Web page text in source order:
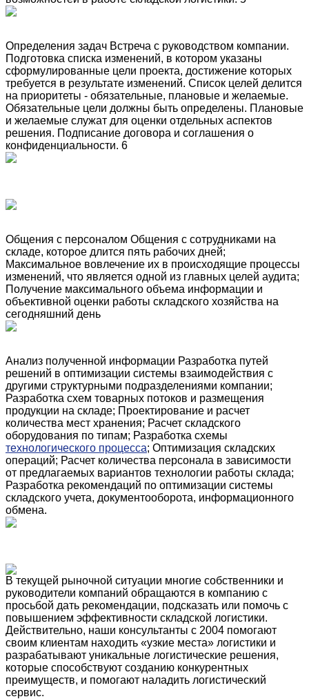
Определения задач Встреча с руководством компании.
Подготовка списка изменений, в котором указаны
сформулированные цели проекта, достижение которых
требуется в результате изменений. Список целей делится
на приоритеты - обязательные, плановые и желаемые.
Обязательные цели должны быть определены. Плановые
и желаемые служат для оценки отдельных аспектов
решения. Подписание договора и соглашения о
конфиденциальности. 6
Общения с персоналом Общения с сотрудниками на
складе, которое длится пять рабочих дней;
Максимальное вовлечение их в происходящие процессы
изменений, что является одной из главных целей аудита;
Получение максимального объема информации и
объективной оценки работы складского хозяйства на
сегодняшний день
Анализ полученной информации Разработка путей
решений в оптимизации системы взаимодействия с
другими структурными подразделениями компании;
Разработка схем товарных потоков и размещения
продукции на складе; Проектирование и расчет
количества мест хранения; Расчет складского
оборудования по типам; Разработка схемы
технологического процесса; Оптимизация складских
операций; Расчет количества персонала в зависимости
от предлагаемых вариантов технологии работы склада;
Разработка рекомендаций по оптимизации системы
складского учета, документооборота, информационного
обмена.
В текущей рыночной ситуации многие собственники и
руководители компаний обращаются в компанию с
просьбой дать рекомендации, подсказать или помочь с
повышением эффективности складской логистики.
Действительно, наши консультанты с 2004 помогают
своим клиентам находить «узкие места» логистики и
разрабатывают уникальные логистические решения,
которые способствуют созданию конкурентных
преимуществ, и помогают наладить логистический
сервис.